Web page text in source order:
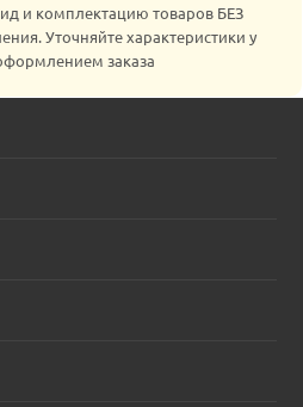
и комплектацию товаров БЕЗ
Уточняйте характеристики у
заказа